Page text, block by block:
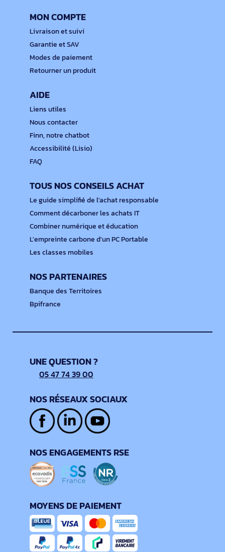
MON COMPTE
Livraison et suivi
Garantie et SAV
Modes de paiement
Retourner un produit
AIDE
Liens utiles
Nous contacter
Finn, notre chatbot
Accessibilité (Lisio)
FAQ
TOUS NOS CONSEILS ACHAT
Le guide simplifié de l'achat responsable
Comment décarboner les achats IT
Combiner numérique et éducation
L'empreinte carbone d'un PC Portable
Les classes mobiles
NOS PARTENAIRES
Banque des Territoires
Bpifrance
UNE QUESTION ?
05 47 74 39 00
NOS RÉSEAUX SOCIAUX
NOS ENGAGEMENTS RSE
MOYENS DE PAIEMENT